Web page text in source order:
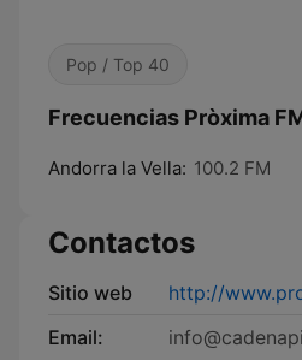
Pop / Top 40
Frecuencias Pròxima
Andorra la Vella: 100.2 FM
Contactos
Sitio web
http://
Email: